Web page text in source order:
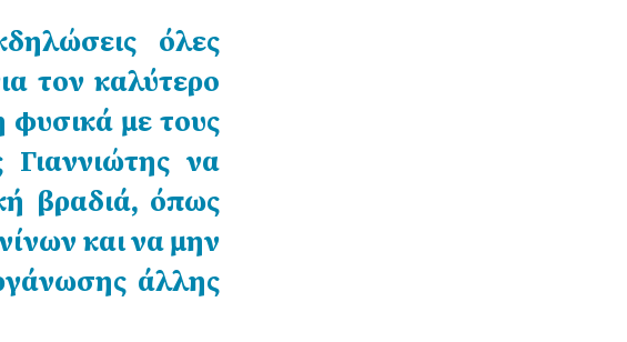
όλες
τον καλύτερο
φυσικά με τους
Γιαννιώτης να
βραδιά, όπως
και να μην
άλλης